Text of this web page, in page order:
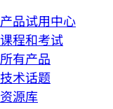
产品试用中心
课程和考试
所有产品
技术话题
资源库